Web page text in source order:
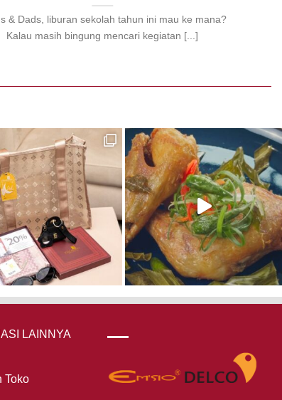
& Dads, liburan sekolah tahun ini mau ke mana?
Kalau masih bingung mencari kegiatan [...]
LAINNYA
Toko